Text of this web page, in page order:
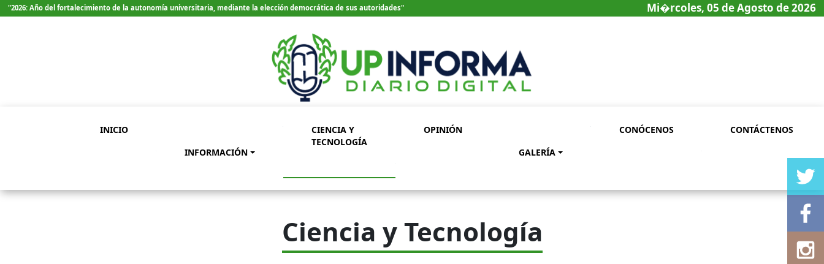
"2026: Año del fortalecimiento de la autonomía universitaria, mediante la elección democrática de sus autoridades" Mi�rcoles, 05 de Agosto de 2026
INICIO
INFORMACIÓN
CIENCIA Y
TECNOLOGÍA
OPINIÓN
GALERÍA
CONÓCENOS CONTÁCTENOS
Ciencia y Tecnología